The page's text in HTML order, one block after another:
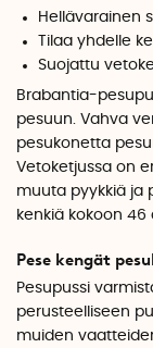
Hellävarainen
Tilaa yhdelle
Suojattu
Brabantia-
pesuun. Vahva
pesukonetta
Vetoketjussa on
muuta pyykkiä ja
kenkiä kokoon 46
Pese kengät
Pesupussi
perusteelliseen
muiden